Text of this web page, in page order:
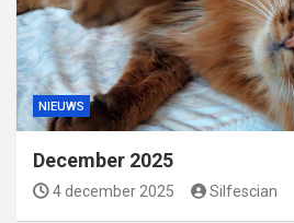
NIEUWS
December 2025
4 december 2025 Silfescian